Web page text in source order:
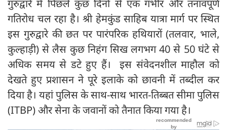
गुरुद्वारे में पिछले कुछ दिनों से एक गंभीर और तनावपूर्ण
गतिरोध चल रहा है। श्री हेमकुंड साहिब यात्रा मार्ग पर स्थित
इस गुरुद्वारे की छत पर पारंपरिक हथियारों (तलवार, भाले,
कुल्हाड़ी) से लैस कुछ निहंग सिख लगभग 40 से 50 घंटे से
अधिक समय से डटे हुए हैं। इस संवेदनशील माहौल को
देखते हुए प्रशासन ने पूरे इलाके को छावनी में तब्दील कर
दिया है। यहां पुलिस के साथ-साथ भारत-तिब्बत सीमा पुलिस
(ITBP) और सेना के जवानों को तैनात किया गया है।